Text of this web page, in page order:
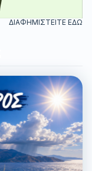
ΔΙΑΦΗΜΙΣΤΕΙΤΕ ΕΔΩ